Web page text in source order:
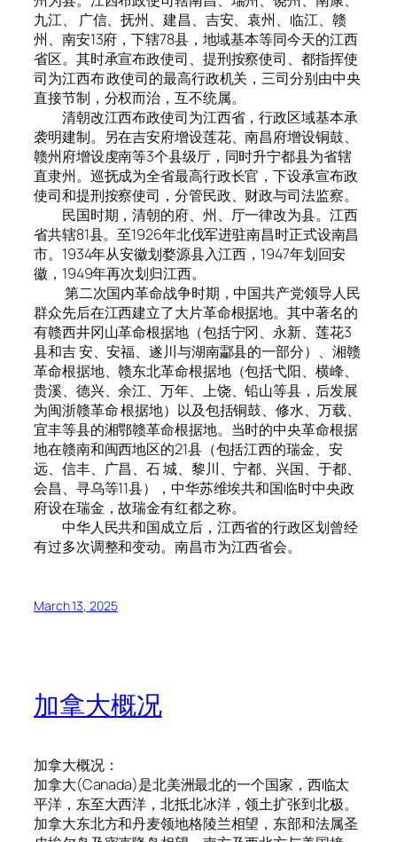
九江、 广信、抚州、建昌、吉安、袁州、临江、赣
州、南安13府，下辖78县，地域基本等同今天的江西
省区。其时承宣布政使司、提刑按察使司、都指挥使
司为江西布 政使司的最高行政机关，三司分别由中央
直接节制，分权而治，互不统属。
清朝改江西布政使司为江西省，行政区域基本承
袭明建制。另在吉安府增设莲花、南昌府增设铜鼓、
赣州府增设虔南等3个县级厅，同时升宁都县为省辖
直隶州。巡抚成为全省最高行政长官，下设承宣布政
使司和提刑按察使司，分管民政、财政与司法监察。
民国时期，清朝的府、州、厅一律改为县。江西
省共辖81县。至1926年北伐军进驻南昌时正式设南昌
市。1934年从安徽划婺源县入江西，1947年划回安
徽，1949年再次划归江西。
第二次国内革命战争时期，中国共产党领导人民
群众先后在江西建立了大片革命根据地。其中著名的
有赣西井冈山革命根据地（包括宁冈、永新、莲花3
县和吉 安、安福、遂川与湖南酃县的一部分）、湘赣
革命根据地、赣东北革命根据地（包括弋阳、横峰、
贵溪、德兴、余江、万年、上饶、铅山等县，后发展
为闽浙赣革命 根据地）以及包括铜鼓、修水、万载、
宜丰等县的湘鄂赣革命根据地。当时的中央革命根据
地在赣南和闽西地区的21县（包括江西的瑞金、安
远、信丰、广昌、石 城、黎川、宁都、兴国、于都、
会昌、寻乌等11县），中华苏维埃共和国临时中央政
府设在瑞金，故瑞金有红都之称。
中华人民共和国成立后，江西省的行政区划曾经
有过多次调整和变动。南昌市为江西省会。
March 13, 2025
加拿大概况
加拿大概况：
加拿大(Canada)是北美洲最北的一个国家，西临太
平洋，东至大西洋，北抵北冰洋，领土扩张到北极。
加拿大东北方和丹麦领地格陵兰相望，东部和法属圣